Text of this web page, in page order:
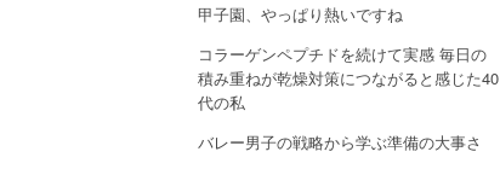
甲子園、やっぱり熱いですね
コラーゲンペプチドを続けて実感 毎日の
積み重ねが乾燥対策につながると感じた40
代の私
バレー男子の戦略から学ぶ準備の大事さ